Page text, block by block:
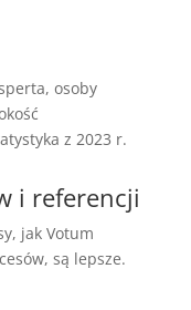
osoby
z 2023 r.
i referencji
jak Votum
są lepsze.